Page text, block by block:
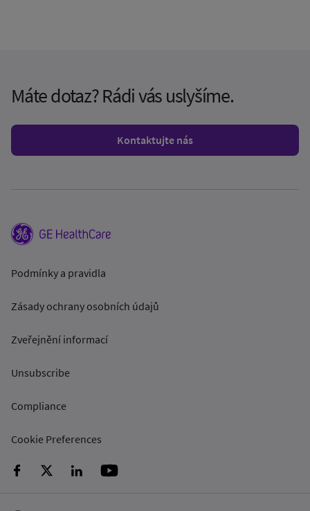
Máte dotaz? Rádi vás uslyšíme.
Kontaktujte nás
Podmínky a pravidla
Zásady ochrany osobních údajů
Zveřejnění informací
Unsubscribe
Compliance
Cookie Preferences